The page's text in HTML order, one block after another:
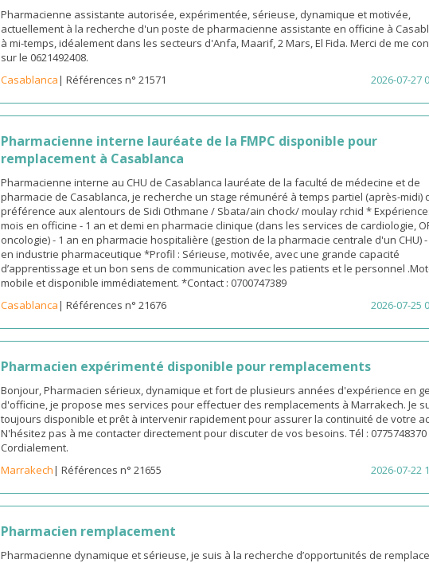
Pharmacienne assistante autorisée, expérimentée, sérieuse, dynamique et motivée,
actuellement à la recherche d'un poste de pharmacienne assistante en officine à
à mi-temps, idéalement dans les secteurs d'Anfa, Maarif, 2 Mars, El Fida. Merci de me
sur le 0621492408.
Casablanca| Références n° 21571 2026-07-27
Pharmacienne interne lauréate de la FMPC disponible pour
remplacement à Casablanca
Pharmacienne interne au CHU de Casablanca lauréate de la faculté de médecine et de
pharmacie de Casablanca, je recherche un stage rémunéré à temps partiel (après-midi)
préférence aux alentours de Sidi Othmane / Sbata/ain chock/ moulay rchid *
mois en officine - 1 an et demi en pharmacie clinique (dans les services de cardiologie,
oncologie) - 1 an en pharmacie hospitalière (gestion de la pharmacie centrale d'un CHU) -
en industrie pharmaceutique *Profil : Sérieuse, motivée, avec une grande capacité
d’apprentissage et un bon sens de communication avec les patients et le personnel
mobile et disponible immédiatement. *Contact : 0700747389
Casablanca| Références n° 21676 2026-07-25
Pharmacien expérimenté disponible pour remplacements
Bonjour, Pharmacien sérieux, dynamique et fort de plusieurs années d'expérience en
d'officine, je propose mes services pour effectuer des remplacements à Marrakech. Je
toujours disponible et prêt à intervenir rapidement pour assurer la continuité de votre
N'hésitez pas à me contacter directement pour discuter de vos besoins. Tél : 0775748370
Cordialement.
Marrakech| Références n° 21655 2026-07-22
Pharmacien remplacement
Pharmacienne dynamique et sérieuse, je suis à la recherche d’opportunités de